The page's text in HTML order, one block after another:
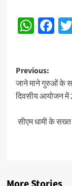
Post
Post
Previous:
जाने माने गुरुओं के
दिवसीय आयोजन में
सीएम धामी के सख्त